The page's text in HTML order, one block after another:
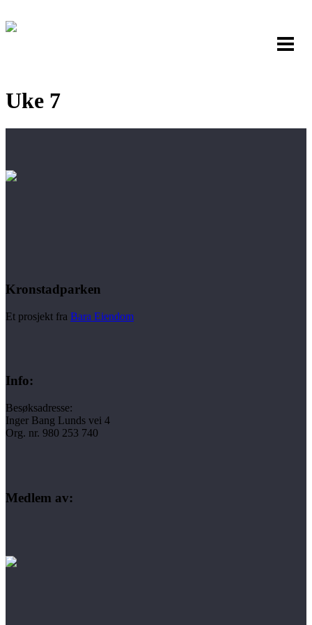
Uke 7
Kronstadparken
Et prosjekt fra Bara Eiendom
Info:
Besøksadresse:
Inger Bang Lunds vei 4
Org. nr. 980 253 740
Medlem av: